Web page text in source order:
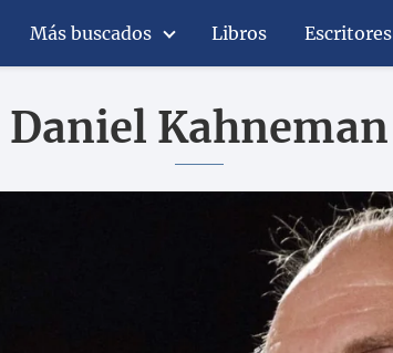
Más buscados Libros Escritores
Daniel Kahneman